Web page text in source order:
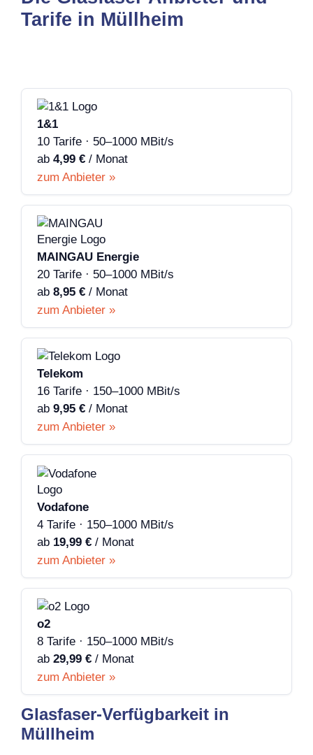
Tarife in Müllheim
1&1
10 Tarife · 50–1000 MBit/s
ab 4,99 € / Monat
zum Anbieter »
MAINGAU Energie
20 Tarife · 50–1000 MBit/s
ab 8,95 € / Monat
zum Anbieter »
Telekom
16 Tarife · 150–1000 MBit/s
ab 9,95 € / Monat
zum Anbieter »
Vodafone
4 Tarife · 150–1000 MBit/s
ab 19,99 € / Monat
zum Anbieter »
o2
8 Tarife · 150–1000 MBit/s
ab 29,99 € / Monat
zum Anbieter »
Glasfaser-Verfügbarkeit in
Müllheim